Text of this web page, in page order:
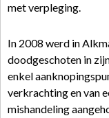
met verpleging.
In 2008 werd in
doodgeschoten in
enkel
verkrachting en van
mishandeling